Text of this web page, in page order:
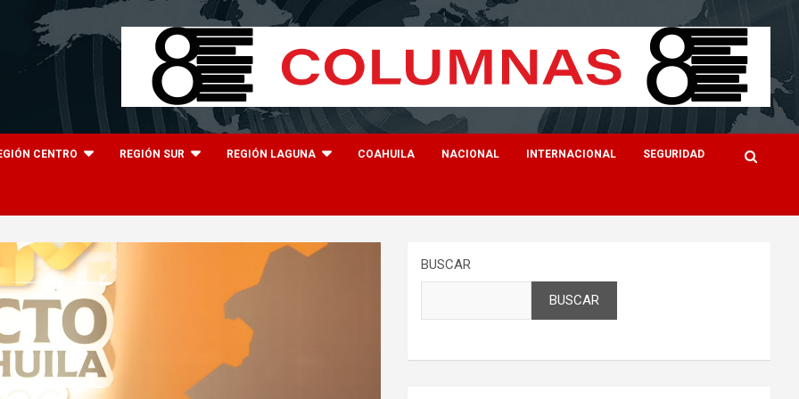
CENTRO REGIÓN SUR REGIÓN LAGUNA COAHUILA NACIONAL INTERNACIONAL SEGURIDAD
BUSCAR
BUSCAR